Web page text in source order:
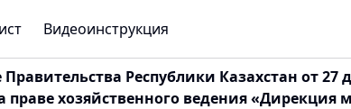
Видеоинструкция
Республики Казахстан от 27
праве хозяйственного ведения